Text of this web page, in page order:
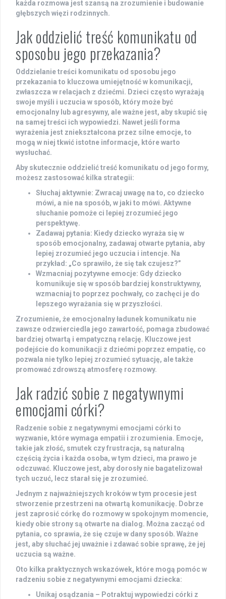
każda rozmowa jest szansą na zrozumienie i budowanie
głębszych więzi rodzinnych.
Jak oddzielić treść komunikatu od
sposobu jego przekazania?
Oddzielanie treści komunikatu od sposobu jego
przekazania to kluczowa umiejętność w komunikacji,
zwłaszcza w relacjach z dziećmi. Dzieci często wyrażają
swoje myśli i uczucia w sposób, który może być
emocjonalny lub agresywny, ale ważne jest, aby skupić się
na samej treści ich wypowiedzi. Nawet jeśli forma
wyrażenia jest zniekształcona przez silne emocje, to
mogą w niej tkwić istotne informacje, które warto
wysłuchać.
Aby skutecznie oddzielić treść komunikatu od jego formy,
możesz zastosować kilka strategii:
Słuchaj aktywnie: Zwracaj uwagę na to, co dziecko
mówi, a nie na sposób, w jaki to mówi. Aktywne
słuchanie pomoże ci lepiej zrozumieć jego
perspektywę.
Zadawaj pytania: Kiedy dziecko wyraża się w
sposób emocjonalny, zadawaj otwarte pytania, aby
lepiej zrozumieć jego uczucia i intencje. Na
przykład: „Co sprawiło, że się tak czujesz?”
Wzmacniaj pozytywne emocje: Gdy dziecko
komunikuje się w sposób bardziej konstruktywny,
wzmacniaj to poprzez pochwały, co zachęci je do
lepszego wyrażania się w przyszłości.
Zrozumienie, że emocjonalny ładunek komunikatu nie
zawsze odzwierciedla jego zawartość, pomaga zbudować
bardziej otwartą i empatyczną relację. Kluczowe jest
podejście do komunikacji z dziećmi poprzez empatię, co
pozwala nie tylko lepiej zrozumieć sytuację, ale także
promować zdrowszą atmosferę rozmowy.
Jak radzić sobie z negatywnymi
emocjami córki?
Radzenie sobie z negatywnymi emocjami córki to
wyzwanie, które wymaga empatii i zrozumienia. Emocje,
takie jak złość, smutek czy frustracja, są naturalną
częścią życia i każda osoba, w tym dzieci, ma prawo je
odczuwać. Kluczowe jest, aby dorosły nie bagatelizował
tych uczuć, lecz starał się je zrozumieć.
Jednym z najważniejszych kroków w tym procesie jest
stworzenie przestrzeni na otwartą komunikację. Dobrze
jest zaprosić córkę do rozmowy w spokojnym momencie,
kiedy obie strony są otwarte na dialog. Można zacząć od
pytania, co sprawia, że się czuje w dany sposób. Ważne
jest, aby słuchać jej uważnie i zdawać sobie sprawę, że jej
uczucia są ważne.
Oto kilka praktycznych wskazówek, które mogą pomóc w
radzeniu sobie z negatywnymi emocjami dziecka:
Unikaj osądzania – Potraktuj wypowiedzi córki z